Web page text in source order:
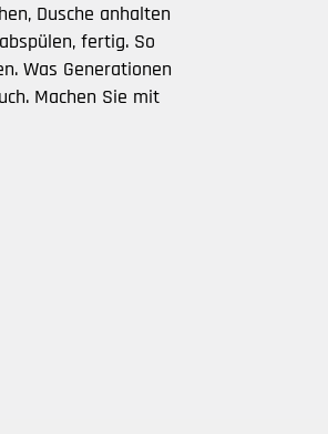
Dusche anhalten
fertig. So
Was Generationen
Machen Sie mit